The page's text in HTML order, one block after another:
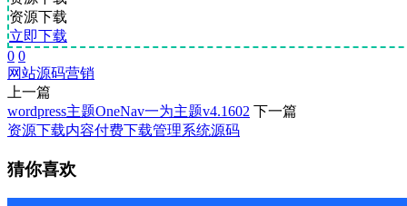
资源下载
立即下载
0 0
网站源码营销
上一篇
wordpress主题OneNav一为主题v4.1602 下一篇
资源下载内容付费下载管理系统源码
猜你喜欢